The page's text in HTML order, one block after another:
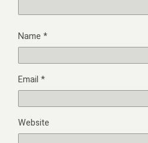
Name *
Email *
Website